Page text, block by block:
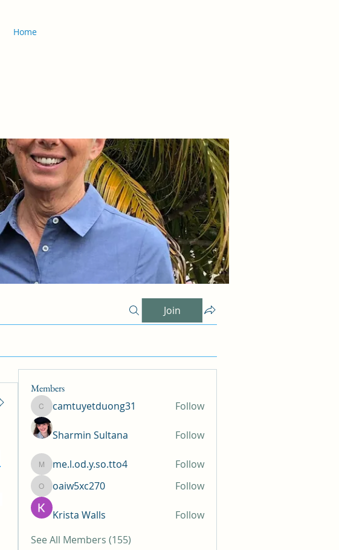
Home
Join
Members
camtuyetduong31
camtuyetduong31 Follow
Sharmin Sultana Follow
me.l.od.y.so.tto4
me.l.od.y.so.tto4 Follow
oaiw5xc270
oaiw5xc270 Follow
Krista Walls
Follow
See All Members (155)